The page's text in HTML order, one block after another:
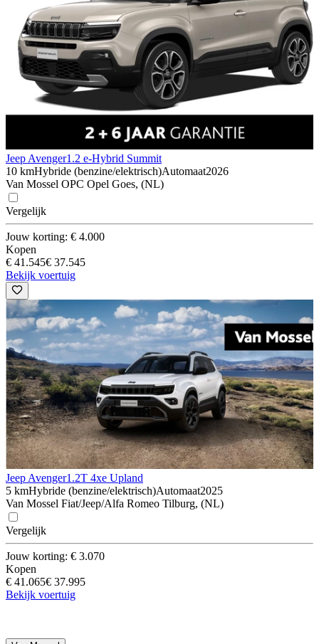
Jeep Avenger1.2 e-Hybrid Summit
10 kmHybride (benzine/elektrisch)Automaat2026
Van Mossel OPC Opel Goes, (NL)
Vergelijk
Jouw korting: € 4.000
Kopen
€ 41.545€ 37.545
Bekijk voertuig
Jeep Avenger1.2T 4xe Upland
5 kmHybride (benzine/elektrisch)Automaat2025
Van Mossel Fiat/Jeep/Alfa Romeo Tilburg, (NL)
Vergelijk
Jouw korting: € 3.070
Kopen
€ 41.065€ 37.995
Bekijk voertuig